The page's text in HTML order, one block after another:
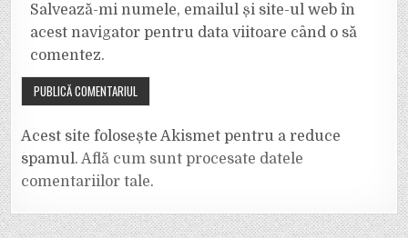
Salvează-mi numele, emailul și site-ul web în
acest navigator pentru data viitoare când o să
comentez.
Acest site folosește Akismet pentru a reduce
spamul.Află cum sunt procesate datele
comentariilor tale.